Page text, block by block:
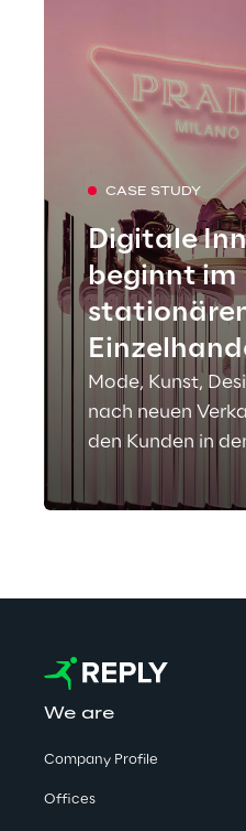
CASE STUDY
Digitale
beginnt im
Mode, Kunst,
nach neuen
den Kunden in
We are
Company Profile
Offices